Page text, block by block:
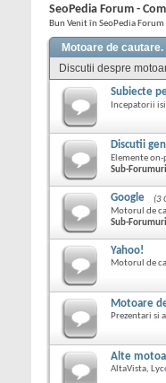
SeoPedia Forum -
Bun Venit în SeoPedia Forum
Motoare de cautare.
Discutii despre
Subiecte
Incepatorii
Discutii
Elemente
Sub-
Google
(3
Motorul de
Sub-
Yahoo!
Motorul de
Motoare
Prezentari si
Alte
AltaVista,